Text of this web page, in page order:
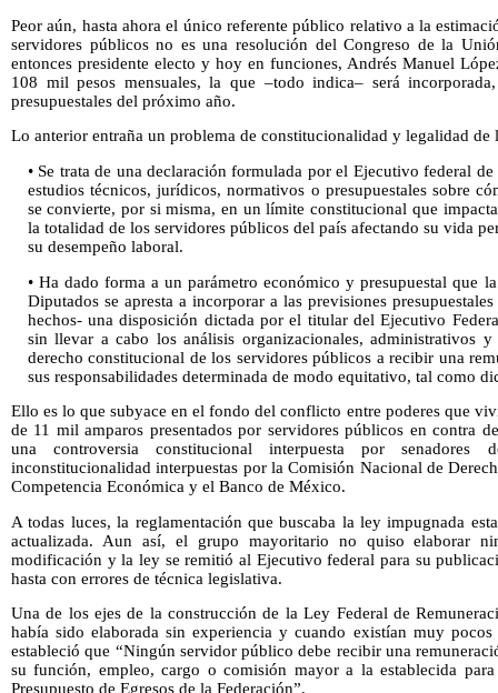
Peor aún, hasta ahora el único referente público relativo a la
servidores públicos no es una resolución del Congreso de la
entonces presidente electo y hoy en funciones, Andrés Manuel
108 mil pesos mensuales, la que –todo indica– será
presupuestales del próximo año.
Lo anterior entraña un problema de constitucionalidad y legalidad de
• Se trata de una declaración formulada por el Ejecutivo federal
estudios técnicos, jurídicos, normativos o presupuestales sobre
se convierte, por si misma, en un límite constitucional que
la totalidad de los servidores públicos del país afectando su vida
su desempeño laboral.
• Ha dado forma a un parámetro económico y presupuestal que
Diputados se apresta a incorporar a las previsiones
hechos- una disposición dictada por el titular del Ejecutivo
sin llevar a cabo los análisis organizacionales, administrativos
derecho constitucional de los servidores públicos a recibir una
sus responsabilidades determinada de modo equitativo, tal como
Ello es lo que subyace en el fondo del conflicto entre poderes que
de 11 mil amparos presentados por servidores públicos en contra
una controversia constitucional interpuesta por
inconstitucionalidad interpuestas por la Comisión Nacional de
Competencia Económica y el Banco de México.
A todas luces, la reglamentación que buscaba la ley impugnada
actualizada. Aun así, el grupo mayoritario no quiso elaborar
modificación y la ley se remitió al Ejecutivo federal para su
hasta con errores de técnica legislativa.
Una de los ejes de la construcción de la Ley Federal de
había sido elaborada sin experiencia y cuando existían muy pocos
estableció que “Ningún servidor público debe recibir una
su función, empleo, cargo o comisión mayor a la establecida
Presupuesto de Egresos de la Federación”.